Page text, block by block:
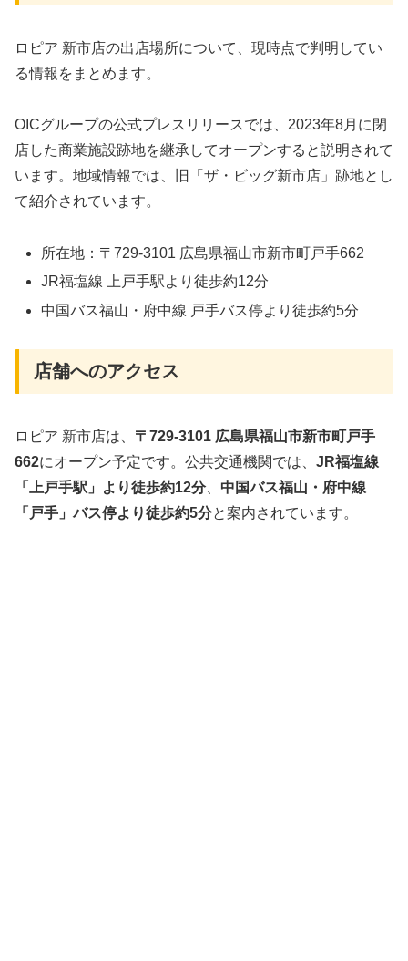
ロピア 新市店の出店場所について、現時点で判明してい
る情報をまとめます。
OICグループの公式プレスリリースでは、2023年8月に閉
店した商業施設跡地を継承してオープンすると説明されて
います。地域情報では、旧「ザ・ビッグ新市店」跡地とし
て紹介されています。
所在地：〒729-3101 広島県福山市新市町戸手662
JR福塩線 上戸手駅より徒歩約12分
中国バス福山・府中線 戸手バス停より徒歩約5分
店舗へのアクセス
ロピア 新市店は、 〒729-3101 広島県福山市新市町戸手
662にオープン予定です。公共交通機関では、 JR福塩線
「上戸手駅」より徒歩約12分、 中国バス福山・府中線
「戸手」バス停より徒歩約5分と案内されています。